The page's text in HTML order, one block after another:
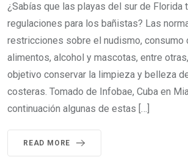
¿Sabías que las playas del sur de Florida
regulaciones para los bañistas? Las
restricciones sobre el nudismo, consumo
alimentos, alcohol y mascotas, entre
objetivo conservar la limpieza y belleza
costeras. Tomado de Infobae, Cuba en
continuación algunas de estas […]
READ MORE